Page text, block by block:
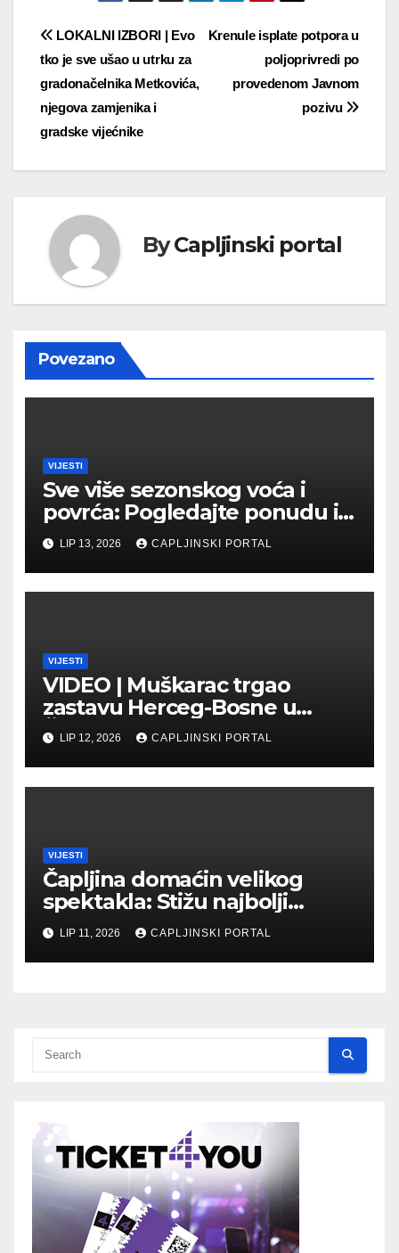
Navigacija
objava
Krenule isplate potpora u
poljoprivredi po
provedenom Javnom
pozivu
LOKALNI IZBORI | Evo
tko je sve ušao u utrku za
gradonačelnika Metkovića,
njegova zamjenika i
gradske vijećnike
ByCapljinski portal
Povezano
VIJESTI
Sve više sezonskog voća i
povrća: Pogledajte ponudu i
cijene na čapljinskoj
Veletržnici
LIP 13, 2026 CAPLJINSKI PORTAL
VIJESTI
VIDEO | Muškarac trgao
zastavu Herceg-Bosne u
Čapljini: Traži se hitno
uhićenje
LIP 12, 2026 CAPLJINSKI PORTAL
VIJESTI
Čapljina domaćin velikog
spektakla: Stižu najbolji
biciklisti Balkana
LIP 11, 2026 CAPLJINSKI PORTAL